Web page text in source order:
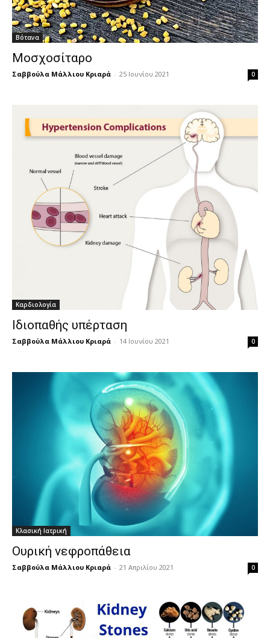
Βότανα
Μοσχοσίταρο
Σαββούλα Μάλλιου Κριαρά - 25 Ιουνίου 2021 0
Καρδιολογία
Ιδιοπαθής υπέρταση
Σαββούλα Μάλλιου Κριαρά - 14 Ιουνίου 2021 0
Κλασική Ιατρική
Ουρική νεφροπάθεια
Σαββούλα Μάλλιου Κριαρά - 21 Απριλίου 2021 0